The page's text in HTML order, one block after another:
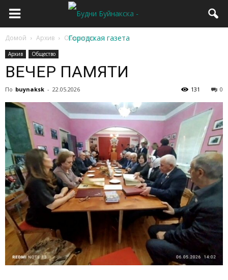
Домой Архив Общество
Архив Общество
ВЕЧЕР ПАМЯТИ
По buynaksk - 22.05.2026 0
131